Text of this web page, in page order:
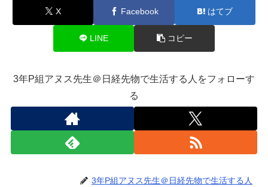
X Facebook はてブ
LINE コピー
3年P組アヌス先生＠日経先物で生活する人をフォローす
る
3年P組アヌス先生＠日経先物で生活する人